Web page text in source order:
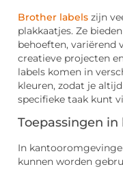
Brother labels zijn
plakkaatjes. Ze
behoeften, variërend
creatieve projecten
labels komen in
kleuren, zodat je
specifieke taak kunt
Toepassingen
In
kunnen worden